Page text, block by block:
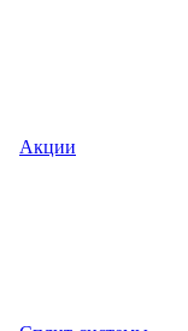
Акции